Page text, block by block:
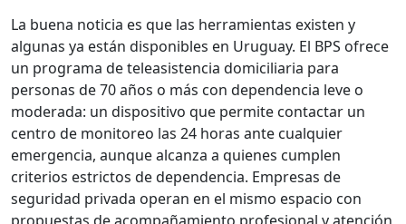
La buena noticia es que las herramientas existen y
algunas ya están disponibles en Uruguay. El BPS ofrece
un programa de teleasistencia domiciliaria para
personas de 70 años o más con dependencia leve o
moderada: un dispositivo que permite contactar un
centro de monitoreo las 24 horas ante cualquier
emergencia, aunque alcanza a quienes cumplen
criterios estrictos de dependencia. Empresas de
seguridad privada operan en el mismo espacio con